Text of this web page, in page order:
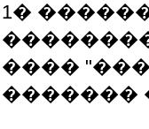
1�
����
�������